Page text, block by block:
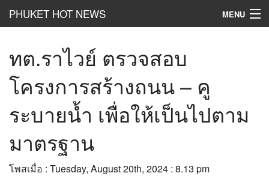
PHUKET HOT NEWS MENU
HotClip
HotList
Hot Gossip
Hot Business
เที่ยว ชิม ช๊อป
ทต.ราไวย์ ตรวจสอบ
โครงการสร้างถนน – คู
ระบายน้ำ เพื่อให้เป็นไปตาม
มาตรฐาน
โพสเมื่อ : Tuesday, August 20th, 2024 : 8.13 pm